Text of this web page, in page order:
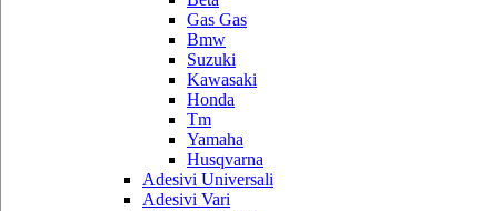
Gas Gas
Bmw
Suzuki
Kawasaki
Honda
Tm
Yamaha
Husqvarna
Adesivi Universali
Adesivi Vari